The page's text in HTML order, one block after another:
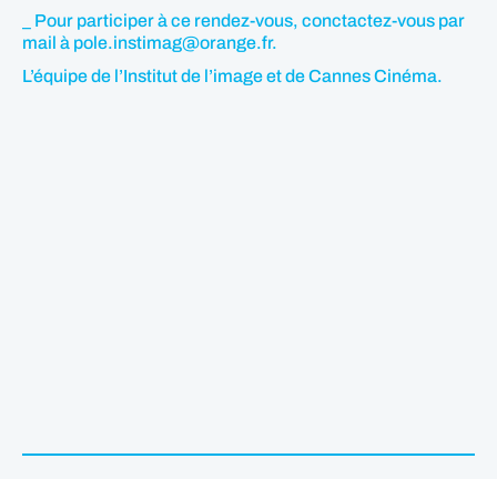
_ Pour participer à ce rendez-vous, conctactez-vous par
mail à pole.instimag@orange.fr.
L’équipe de l’Institut de l’image et de Cannes Cinéma.